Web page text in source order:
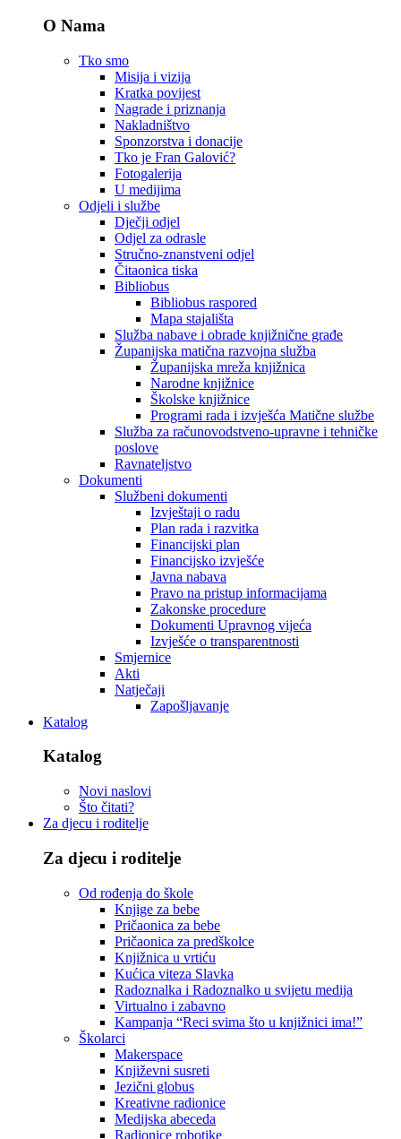
O Nama
Tko smo
Misija i vizija
Kratka povijest
Nagrade i priznanja
Nakladništvo
Sponzorstva i donacije
Tko je Fran Galović?
Fotogalerija
U medijima
Odjeli i službe
Dječji odjel
Odjel za odrasle
Stručno-znanstveni odjel
Čitaonica tiska
Bibliobus
Bibliobus raspored
Mapa stajališta
Služba nabave i obrade knjižnične građe
Županijska matična razvojna služba
Županijska mreža knjižnica
Narodne knjižnice
Školske knjižnice
Programi rada i izvješća Matične službe
Služba za računovodstveno-upravne i tehničke
poslove
Ravnateljstvo
Dokumenti
Službeni dokumenti
Izvještaji o radu
Plan rada i razvitka
Financijski plan
Financijsko izvješće
Javna nabava
Pravo na pristup informacijama
Zakonske procedure
Dokumenti Upravnog vijeća
Izvješće o transparentnosti
Smjernice
Akti
Natječaji
Zapošljavanje
Katalog
Katalog
Novi naslovi
Što čitati?
Za djecu i roditelje
Za djecu i roditelje
Od rođenja do škole
Knjige za bebe
Pričaonica za bebe
Pričaonica za predškolce
Knjižnica u vrtiću
Kućica viteza Slavka
Radoznalka i Radoznalko u svijetu medija
Virtualno i zabavno
Kampanja “Reci svima što u knjižnici ima!”
Školarci
Makerspace
Književni susreti
Jezični globus
Kreativne radionice
Medijska abeceda
Radionice robotike